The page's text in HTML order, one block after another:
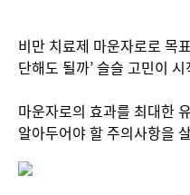
비만 치료제 마운자로로 목
단해도 될까’ 슬슬 고민이
마운자로의 효과를 최대한
알아두어야 할 주의사항을